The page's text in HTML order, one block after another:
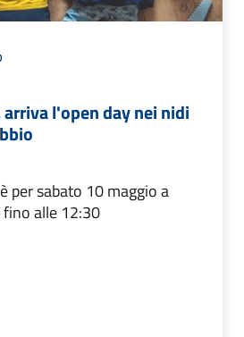
l'open day nei nidi
per sabato 10 maggio a
alle 12:30